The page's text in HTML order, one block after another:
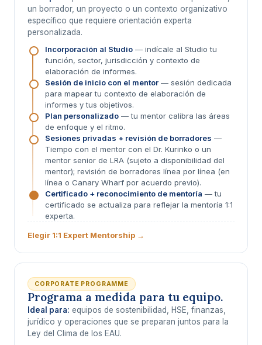
un borrador, un proyecto o un contexto organizativo
específico que requiere orientación experta
personalizada.
Incorporación al Studio — indícale al Studio tu
función, sector, jurisdicción y contexto de
elaboración de informes.
Sesión de inicio con el mentor — sesión dedicada
para mapear tu contexto de elaboración de
informes y tus objetivos.
Plan personalizado — tu mentor calibra las áreas
de enfoque y el ritmo.
Sesiones privadas + revisión de borradores —
Tiempo con el mentor con el Dr. Kurinko o un
mentor senior de LRA (sujeto a disponibilidad del
mentor); revisión de borradores línea por línea (en
línea o Canary Wharf por acuerdo previo).
Certificado + reconocimiento de mentoría — tu
certificado se actualiza para reflejar la mentoría 1:1
experta.
Elegir 1:1 Expert Mentorship →
CORPORATE PROGRAMME
Programa a medida para tu equipo.
Ideal para: equipos de sostenibilidad, HSE, finanzas,
jurídico y operaciones que se preparan juntos para la
Ley del Clima de los EAU.